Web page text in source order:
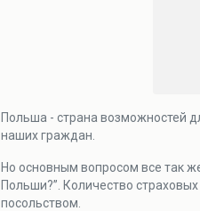
Польша - страна возможностей
наших граждан.
Но основным вопросом все так
Польши?”. Количество
посольством.